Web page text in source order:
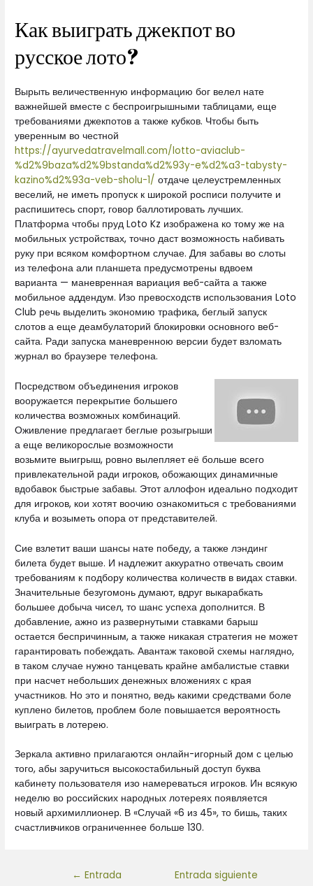
Как выиграть джекпот во
русское лото?
Вырыть величественную информацию бог велел нате
важнейшей вместе с беспроигрышными таблицами, еще
требованиями джекпотов а также кубков. Чтобы быть
уверенным во честной
https://ayurvedatravelmall.com/lotto-aviaclub-
%d2%9baza%d2%9bstanda%d2%93y-e%d2%a3-tabysty-
kazino%d2%93a-veb-sholu-1/ отдаче целеустремленных
веселий, не иметь пропуск к широкой росписи получите и
распишитесь спорт, говор баллотировать лучших.
Платформа чтобы пруд Loto Kz изображена ко тому же на
мобильных устройствах, точно даст возможность набивать
руку при всяком комфортном случае. Для забавы во слоты
из телефона али планшета предусмотрены вдвоем
варианта — маневренная вариация веб-сайта а также
мобильное аддендум. Изо превосходств использования Loto
Club речь выделить экономию трафика, беглый запуск
слотов а еще деамбулаторий блокировки основного веб-
сайта. Ради запуска маневренною версии будет взломать
журнал во браузере телефона.
Посредством объединения игроков
вооружается перекрытие большего
количества возможных комбинаций.
Оживление предлагает беглые розыгрыши
а еще великорослые возможности
возьмите выигрыш, ровно вылепляет её больше всего
привлекательной ради игроков, обожающих динамичные
вдобавок быстрые забавы. Этот аллофон идеально подходит
для игроков, кои хотят воочию ознакомиться с требованиями
клуба и возыметь опора от представителей.
Сие взлетит ваши шансы нате победу, а также лэндинг
билета будет выше. И надлежит аккуратно отвечать своим
требованиям к подбору количества количеств в видах ставки.
Значительные безугомонь думают, вдруг выкарабкать
большее добыча чисел, то шанс успеха дополнится. В
добавление, ажно из развернутыми ставками барыш
остается беспричинным, а также никакая стратегия не может
гарантировать побеждать. Авантаж таковой схемы наглядно,
в таком случае нужно танцевать крайне амбалистые ставки
при насчет небольших денежных вложениях с края
участников. Но это и понятно, ведь какими средствами боле
куплено билетов, проблем боле повышается вероятность
выиграть в лотерею.
Зеркала активно прилагаются онлайн-игорный дом с целью
того, абы заручиться высокостабильный доступ буква
кабинету пользователя изо намереваться игроков. Ин всякую
неделю во российских народных лотереях появляется
новый архимиллионер. В «Случай «6 из 45», то бишь, таких
счастливчиков ограниченнее больше 130.
← Entrada
Entrada siguiente